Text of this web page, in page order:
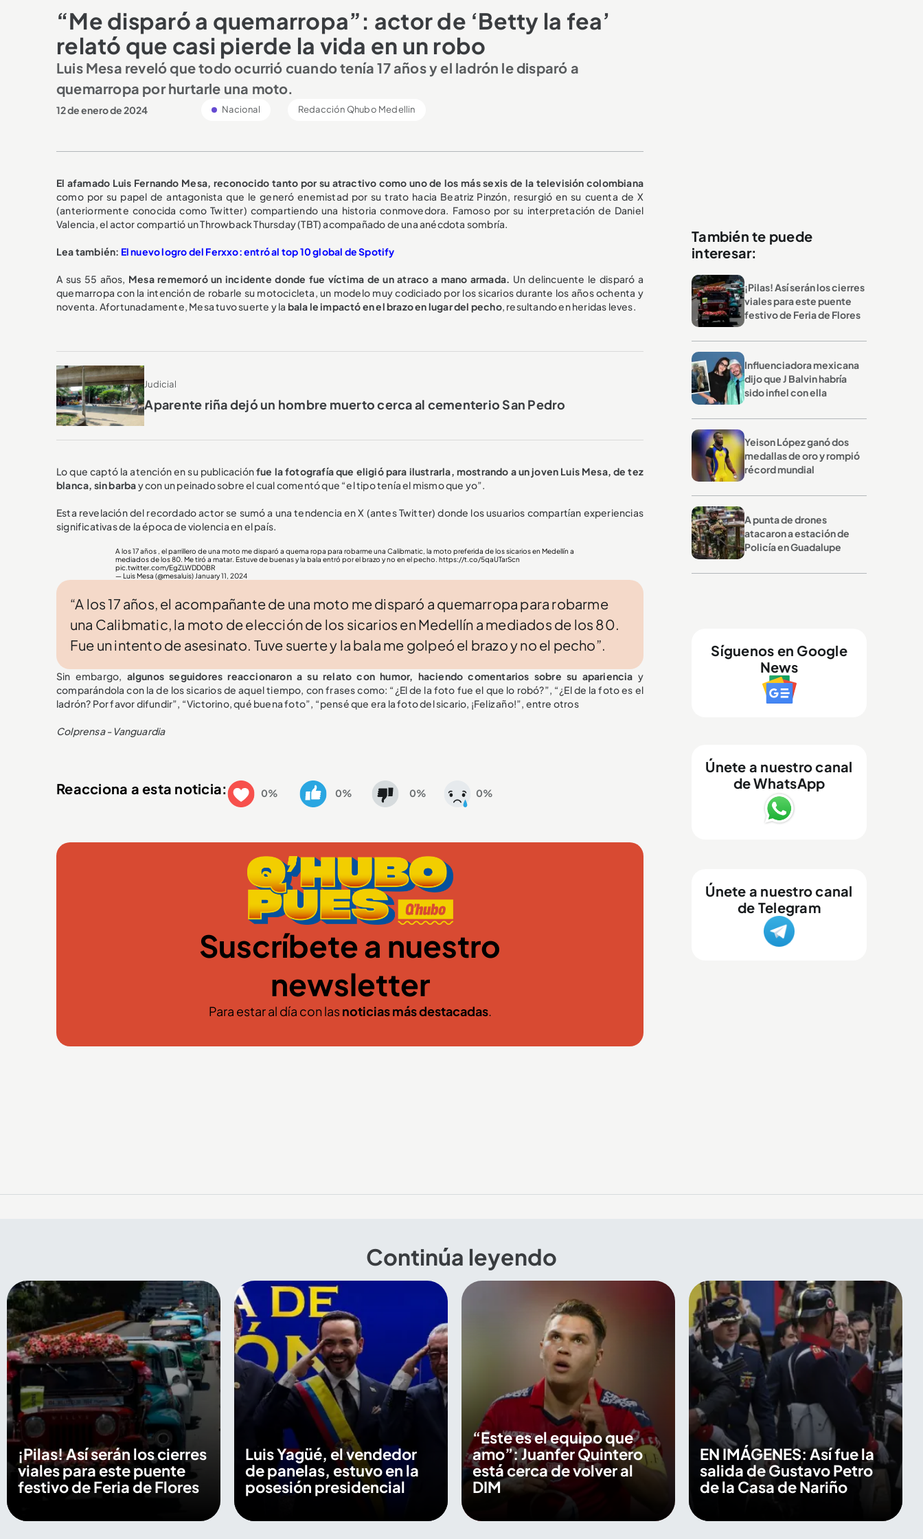
“Me disparó a quemarropa”: actor de ‘Betty la fea’
relató que casi pierde la vida en un robo
Luis Mesa reveló que todo ocurrió cuando tenía 17 años y el ladrón le disparó a
quemarropa por hurtarle una moto.
12 de enero de 2024 Nacional Redacción Qhubo Medellin
El afamado Luis Fernando Mesa, reconocido tanto por su atractivo como uno de los más sexis de la televisión colombiana
como por su papel de antagonista que le generó enemistad por su trato hacia Beatriz Pinzón, resurgió en su cuenta de X
(anteriormente conocida como Twitter) compartiendo una historia conmovedora. Famoso por su interpretación de Daniel
Valencia, el actor compartió un Throwback Thursday (TBT) acompañado de una anécdota sombría.
Lea también: El nuevo logro del Ferxxo: entró al top 10 global de Spotify
A sus 55 años, Mesa rememoró un incidente donde fue víctima de un atraco a mano armada. Un delincuente le disparó a
quemarropa con la intención de robarle su motocicleta, un modelo muy codiciado por los sicarios durante los años ochenta y
noventa. Afortunadamente, Mesa tuvo suerte y la bala le impactó en el brazo en lugar del pecho, resultando en heridas leves.
Judicial
Aparente riña dejó un hombre muerto cerca al cementerio San Pedro
Lo que captó la atención en su publicaciónfue la fotografía que eligió para ilustrarla, mostrando a un joven Luis Mesa, de tez
blanca, sin barbay con un peinado sobre el cual comentó que “el tipo tenía el mismo que yo”.
Esta revelación del recordado actor se sumó a una tendencia en X (antes Twitter) donde los usuarios compartían experiencias
significativas de la época de violencia en el país.
A los 17 años , el parrillero de una moto me disparó a quema ropa para robarme una Calibmatic, la moto preferida de los sicarios en Medellín a
mediados de los 80. Me tiró a matar. Estuve de buenas y la bala entró por el brazo y no en el pecho. https://t.co/5qaUTarScn
pic.twitter.com/EgZLWDD0BR
— Luis Mesa (@mesaluis) January 11, 2024
“A los 17 años, el acompañante de una moto me disparó a quemarropa para robarme
una Calibmatic, la moto de elección de los sicarios en Medellín a mediados de los 80.
Fue un intento de asesinato. Tuve suerte y la bala me golpeó el brazo y no el pecho”.
Sin embargo, algunos seguidores reaccionaron a su relato con humor, haciendo comentarios sobre su apariencia y
comparándola con la de los sicarios de aquel tiempo, con frases como: “¿El de la foto fue el que lo robó?”, “¿El de la foto es el
ladrón? Por favor difundir”, “Victorino, qué buena foto”, “pensé que era la foto del sicario, ¡Feliz año!”, entre otros
Colprensa - Vanguardia
Reacciona a esta noticia: 0% 0% 0% 0%
Suscríbete a nuestro
newsletter
Para estar al día con lasnoticias más destacadas.
También te puede
interesar:
¡Pilas! Así serán los cierres
viales para este puente
festivo de Feria de Flores
Influenciadora mexicana
dijo que J Balvin habría
sido infiel con ella
Yeison López ganó dos
medallas de oro y rompió
récord mundial
A punta de drones
atacaron a estación de
Policía en Guadalupe
Síguenos en Google
News
Únete a nuestro canal
de WhatsApp
Únete a nuestro canal
de Telegram
Continúa leyendo
¡Pilas! Así serán los cierres
viales para este puente
festivo de Feria de Flores
Luis Yagüé, el vendedor
de panelas, estuvo en la
posesión presidencial
“Este es el equipo que
amo”: Juanfer Quintero
está cerca de volver al
DIM
EN IMÁGENES: Así fue la
salida de Gustavo Petro
de la Casa de Nariño